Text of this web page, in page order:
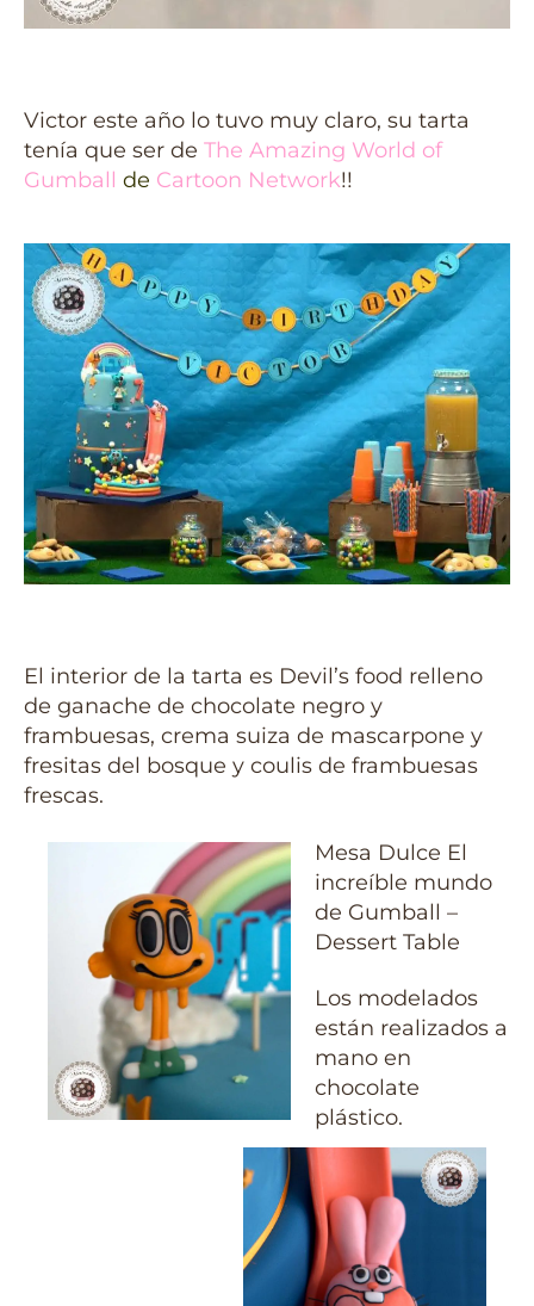
Victor este año lo tuvo muy claro, su tarta
tenía que ser de The Amazing World of
Gumball de Cartoon Network!!
El interior de la tarta es Devil’s food relleno
de ganache de chocolate negro y
frambuesas, crema suiza de mascarpone y
fresitas del bosque y coulis de frambuesas
frescas.
Mesa Dulce El
increíble mundo
de Gumball –
Dessert Table
Los modelados
están realizados a
mano en
chocolate
plástico.